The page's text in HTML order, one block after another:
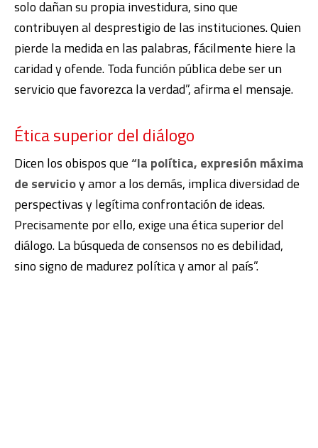
solo dañan su propia investidura, sino que
contribuyen al desprestigio de las instituciones. Quien
pierde la medida en las palabras, fácilmente hiere la
caridad y ofende. Toda función pública debe ser un
servicio que favorezca la verdad”, afirma el mensaje.
Ética superior del diálogo
Dicen los obispos que“la política, expresión máxima
de servicioy amor a los demás, implica diversidad de
perspectivas y legítima confrontación de ideas.
Precisamente por ello, exige una ética superior del
diálogo. La búsqueda de consensos no es debilidad,
sino signo de madurez política y amor al país”.